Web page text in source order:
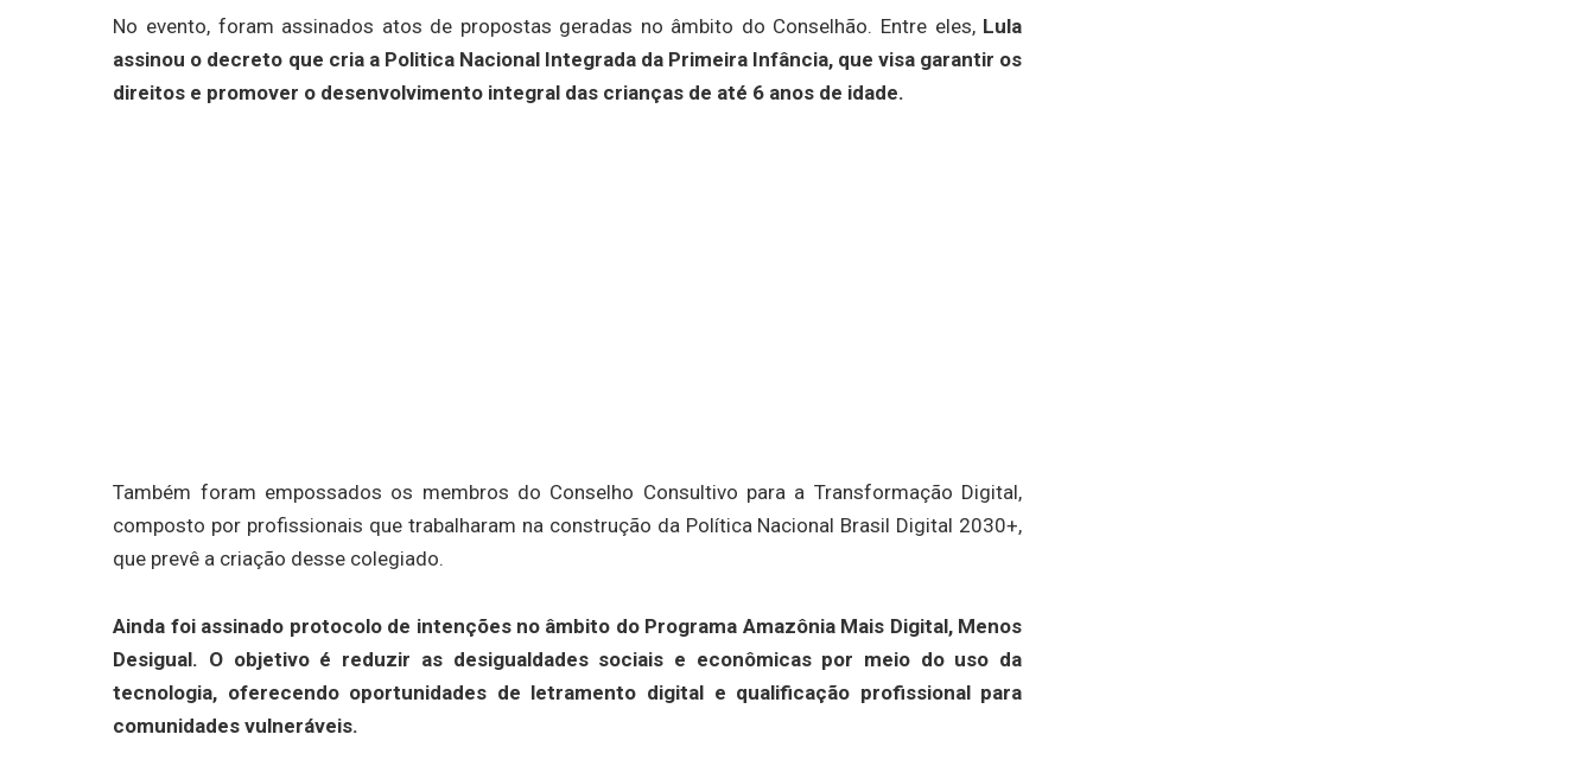
No evento, foram assinados atos de propostas geradas no âmbito do Conselhão. Entre eles,Lula
assinou o decreto que cria a Politica Nacional Integrada da Primeira Infância, que visa garantir os
direitos e promover o desenvolvimento integral das crianças de até 6 anos de idade.
Também foram empossados os membros do Conselho Consultivo para a Transformação Digital,
composto por profissionais que trabalharam na construção da Política Nacional Brasil Digital 2030+,
que prevê a criação desse colegiado.
Ainda foi assinado protocolo de intenções no âmbito do Programa Amazônia Mais Digital, Menos
Desigual. O objetivo é reduzir as desigualdades sociais e econômicas por meio do uso da
tecnologia, oferecendo oportunidades de letramento digital e qualificação profissional para
comunidades vulneráveis.